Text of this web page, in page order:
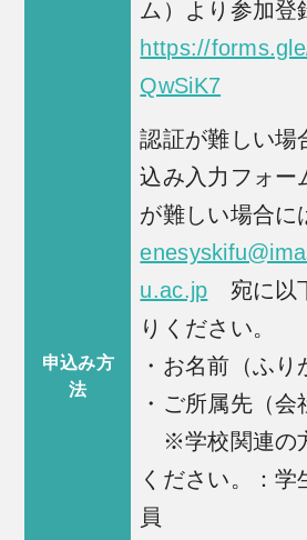
申込み方
法
ム）より参加登
https://
QwSiK7
認証が難しい場
込み入力フォー
が難しい場合に
u.ac.jp 宛に以
りください。
・お名前（ふり
・ご所属先（会
※学校関連の
ください。：
員